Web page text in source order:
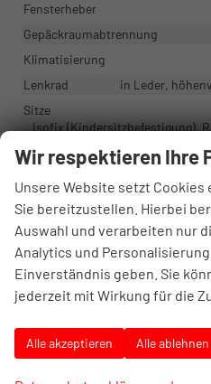
Fensterheber
Gepäckraumabtrennung
Klimatisierung
Lenkrad
in Leder,
Sitze
Isofix (Kindersitzbefestigung),
Sitze: Verstellbarkeit
Infotainment &
Audioanlage
Soundsystem, Schnittstelle
Auto, Apple CarPlay,
Navigationssystem
Telefon
Wir respektieren Ihre
Unsere Website setzt
Sie bereitzustellen. Hierbei
Auswahl und verarbeiten nur
Analytics und
Einverständnis geben. Sie
jederzeit mit Wirkung für die
Alle akzeptieren Alle ablehnen